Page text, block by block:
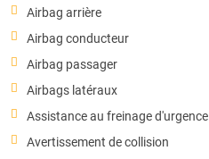
Airbag arrière
Airbag conducteur
Airbag passager
Airbags latéraux
Assistance au freinage d'urgence
Avertissement de collision